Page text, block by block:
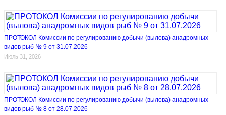
ПРОТОКОЛ Комиссии по регулированию добычи (вылова) анадромных
видов рыб № 9 от 31.07.2026
Июль 31, 2026
ПРОТОКОЛ Комиссии по регулированию добычи (вылова) анадромных
видов рыб № 8 от 28.07.2026